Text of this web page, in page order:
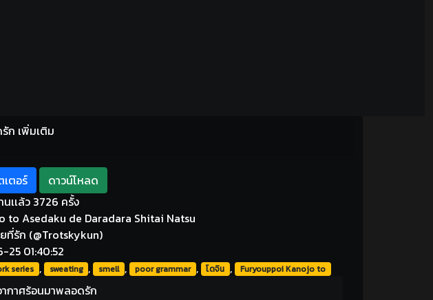
ก เพิ่มเติม
ตอร์
ดาวน์โหลด
นเเล้ว 3726 ครั้ง
to Asedaku de Daradara Shitai Natsu
ที่รัก (@Trotskykun)
01:40:52
series , sweating , smell , poor grammar , โดจิน , Furyouppoi Kanojo to
กาศร้อนมาพลอดรัก